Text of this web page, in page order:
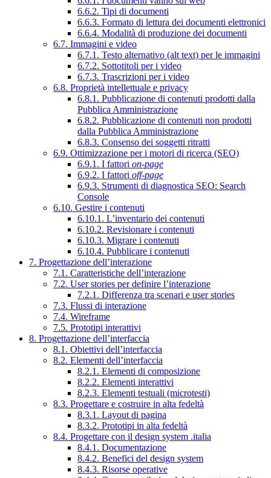
6.6.2. Tipi di documenti
6.6.3. Formato di lettura dei documenti elettronici
6.6.4. Modalità di produzione dei documenti
6.7. Immagini e video
6.7.1. Testo alternativo (alt text) per le immagini
6.7.2. Sottotitoli per i video
6.7.3. Trascrizioni per i video
6.8. Proprietà intellettuale e privacy
6.8.1. Pubblicazione di contenuti prodotti dalla
Pubblica Amministrazione
6.8.2. Pubblicazione di contenuti non prodotti
dalla Pubblica Amministrazione
6.8.3. Consenso dei soggetti ritratti
6.9. Ottimizzazione per i motori di ricerca (SEO)
6.9.1. I fattori on-page
6.9.2. I fattori off-page
6.9.3. Strumenti di diagnostica SEO: Search
Console
6.10. Gestire i contenuti
6.10.1. L’inventario dei contenuti
6.10.2. Revisionare i contenuti
6.10.3. Migrare i contenuti
6.10.4. Pubblicare i contenuti
7. Progettazione dell’interazione
7.1. Caratteristiche dell’interazione
7.2. User stories per definire l’interazione
7.2.1. Differenza tra scenari e user stories
7.3. Flussi di interazione
7.4. Wireframe
7.5. Prototipi interattivi
8. Progettazione dell’interfaccia
8.1. Obiettivi dell’interfaccia
8.2. Elementi dell’interfaccia
8.2.1. Elementi di composizione
8.2.2. Elementi interattivi
8.2.3. Elementi testuali (microtesti)
8.3. Progettare e costruire in alta fedeltà
8.3.1. Layout di pagina
8.3.2. Prototipi in alta fedeltà
8.4. Progettare con il design system .italia
8.4.1. Documentazione
8.4.2. Benefici del design system
8.4.3. Risorse operative